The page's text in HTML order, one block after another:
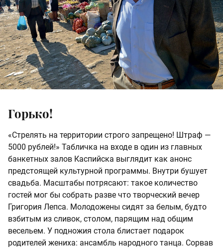
Горько!
«Стрелять на территории строго запрещено! Штраф —
5000 рублей!» Табличка на входе в один из главных
банкетных залов Каспийска выглядит как анонс
предстоящей культурной программы. Внутри бушует
свадьба. Масштабы потрясают: такое количество
гостей мог бы собрать разве что творческий вечер
Григория Лепса. Молодожены сидят за белым, будто
взбитым из сливок, столом, парящим над общим
весельем. У подножия стола блистает подарок
родителей жениха: ансамбль народного танца. Сорвав